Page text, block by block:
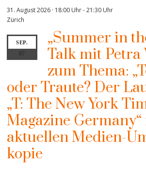
31. August 2026 · 18:00 Uhr-21:30 Uhr
Zürich
SEP.
07
„Summer in
Talk mit Petra
zum Thema:
oder Traute? Der
„T: The New York
Magazine
aktuellen Medien-
kopie